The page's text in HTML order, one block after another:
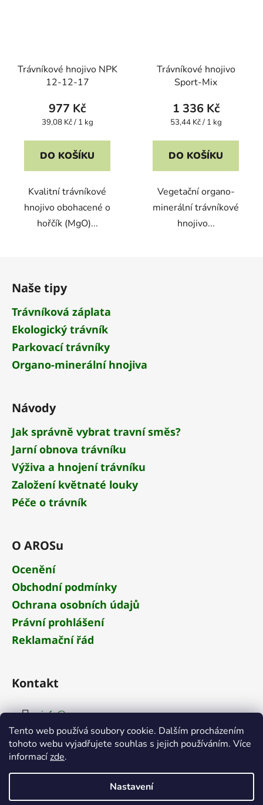
Tento web používá soubory cookie. Dalším procházením
tohoto webu vyjadřujete souhlas s jejich používáním. Více
informacízde.
Nastavení
Trávníkové hnojivo NPK
12-12-17
977 Kč
Měrná
39,08 Kč / 1 kg
DO KOŠÍKU
Kvalitní trávníkové
hnojivo obohacené o
hořčík (MgO)...
Trávníkové hnojivo
Sport-Mix
1 336 Kč
Měrná
53,44 Kč / 1 kg
DO KOŠÍKU
Vegetační organo-
minerální trávníkové
hnojivo...
Naše tipy
Trávníková záplata
Ekologický trávník
Parkovací trávníky
Organo-minerální hnojiva
Návody
Jak správně vybrat travní směs?
Jarní obnova trávníku
Výživa a hnojení trávníku
Založení květnaté louky
Péče o trávník
O AROSu
Ocenění
Obchodní podmínky
Ochrana osobních údajů
Právní prohlášení
Reklamační řád
Kontakt
info@aros.cz
+420 284 681 652